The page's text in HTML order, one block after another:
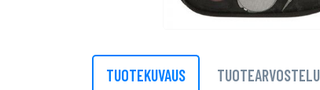
TUOTEKUVAUS